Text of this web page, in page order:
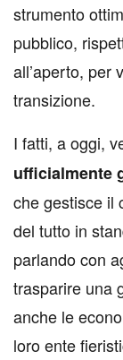
strumento
pubblico,
all’aperto, per
transizione.
I fatti, a oggi,
ufficialmente
che gestisce il
del tutto in
parlando con
trasparire una
anche le
loro ente